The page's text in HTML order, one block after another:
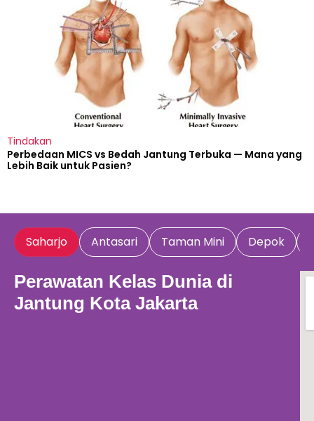
Tindakan
Perbedaan MICS vs Bedah Jantung Terbuka — Mana yang
Lebih Baik untuk Pasien?
Saharjo Antasari Taman Mini Depok
Perawatan Kelas Dunia di
Jantung Kota Jakarta